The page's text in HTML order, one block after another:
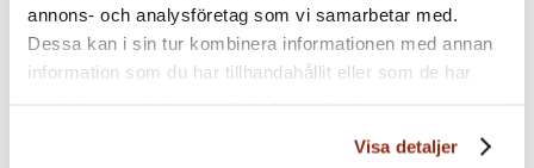
annons- och analysföretag som vi samarbetar med.
Dessa kan i sin tur kombinera informationen med annan
information som du har tillhandahållit eller som de har
Visa detaljer